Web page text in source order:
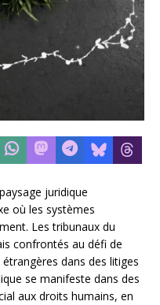
juridique
où les systèmes
Les tribunaux du
confrontés au défi de
dans des litiges
se manifeste dans des
aux droits humains, en